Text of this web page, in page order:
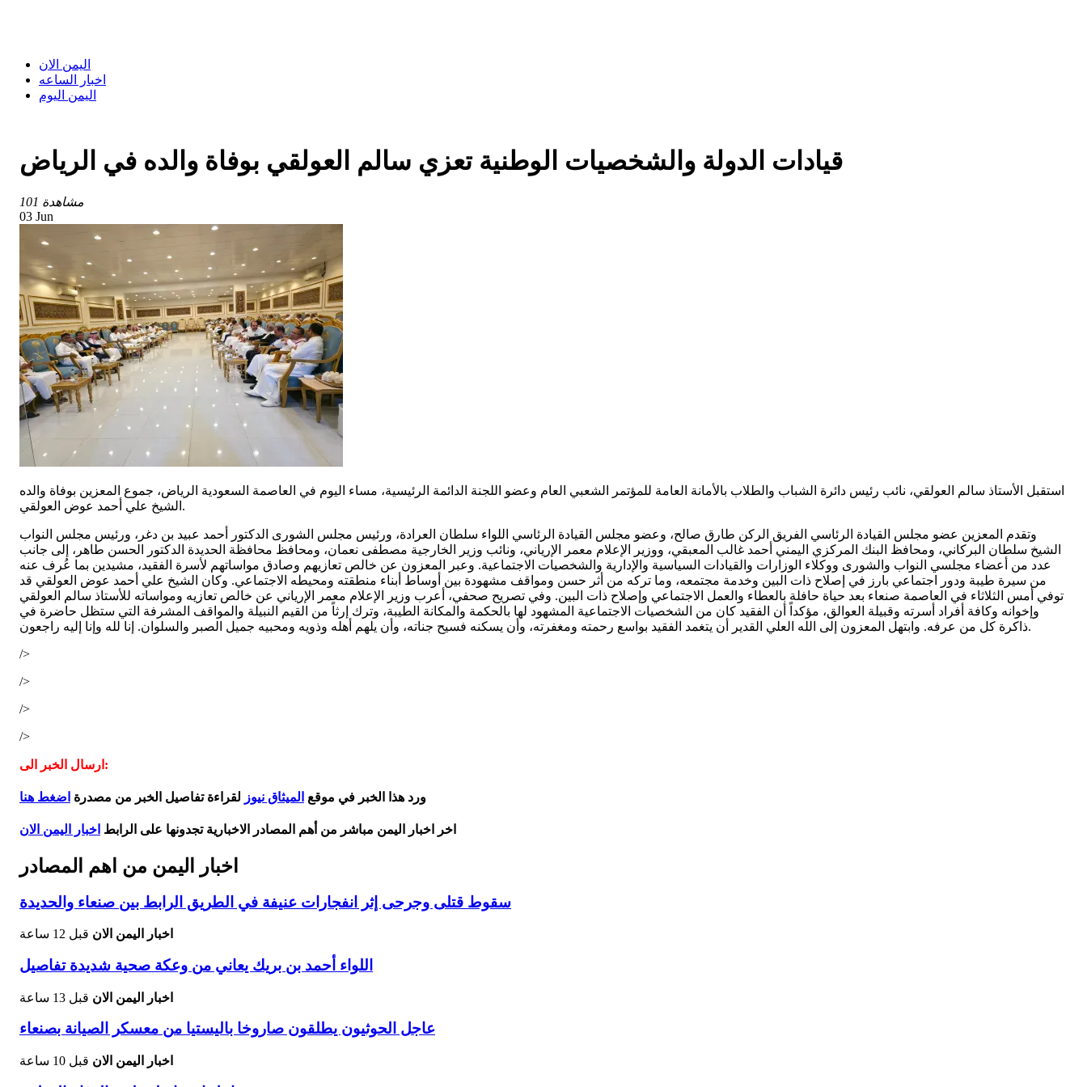
اليمن الان
اخبار الساعه
اليمن اليوم
قيادات الدولة والشخصيات الوطنية تعزي سالم العولقي بوفاة والده في الرياض
101 مشاهدة
03 Jun
استقبل الأستاذ سالم العولقي، نائب رئيس دائرة الشباب والطلاب بالأمانة العامة للمؤتمر الشعبي العام وعضو اللجنة الدائمة الرئيسية، مساء اليوم في العاصمة السعودية الرياض، جموع المعزين بوفاة والده
الشيخ علي أحمد عوض العولقي.
وتقدم المعزين عضو مجلس القيادة الرئاسي الفريق الركن طارق صالح، وعضو مجلس القيادة الرئاسي اللواء سلطان العرادة، ورئيس مجلس الشورى الدكتور أحمد عبيد بن دغر، ورئيس مجلس النواب
الشيخ سلطان البركاني، ومحافظ البنك المركزي اليمني أحمد غالب المعبقي، ووزير الإعلام معمر الإرياني، ونائب وزير الخارجية مصطفى نعمان، ومحافظ محافظة الحديدة الدكتور الحسن طاهر، إلى جانب
عدد من أعضاء مجلسي النواب والشورى ووكلاء الوزارات والقيادات السياسية والإدارية والشخصيات الاجتماعية. وعبر المعزون عن خالص تعازيهم وصادق مواساتهم لأسرة الفقيد، مشيدين بما عُرف عنه
من سيرة طيبة ودور اجتماعي بارز في إصلاح ذات البين وخدمة مجتمعه، وما تركه من أثر حسن ومواقف مشهودة بين أوساط أبناء منطقته ومحيطه الاجتماعي. وكان الشيخ علي أحمد عوض العولقي قد
توفي أمس الثلاثاء في العاصمة صنعاء بعد حياة حافلة بالعطاء والعمل الاجتماعي وإصلاح ذات البين. وفي تصريح صحفي، أعرب وزير الإعلام معمر الإرياني عن خالص تعازيه ومواساته للأستاذ سالم العولقي
وإخوانه وكافة أفراد أسرته وقبيلة العوالق، مؤكداً أن الفقيد كان من الشخصيات الاجتماعية المشهود لها بالحكمة والمكانة الطيبة، وترك إرثاً من القيم النبيلة والمواقف المشرفة التي ستظل حاضرة في
ذاكرة كل من عرفه. وابتهل المعزون إلى الله العلي القدير أن يتغمد الفقيد بواسع رحمته ومغفرته، وأن يسكنه فسيح جناته، وأن يلهم أهله وذويه ومحبيه جميل الصبر والسلوان. إنا لله وإنا إليه راجعون.
/>
/>
/>
/>
ارسال الخبر الى:
ورد هذا الخبر في موقع الميثاق نيوز لقراءة تفاصيل الخبر من مصدرة اضغط هنا
اخر اخبار اليمن مباشر من أهم المصادر الاخبارية تجدونها على الرابط اخبار اليمن الان
اخبار اليمن من اهم المصادر
سقوط قتلى وجرحى إثر انفجارات عنيفة في الطريق الرابط بين صنعاء والحديدة
اخبار اليمن الان قبل 12 ساعة
اللواء أحمد بن بريك يعاني من وعكة صحية شديدة تفاصيل
اخبار اليمن الان قبل 13 ساعة
عاجل الحوثيون يطلقون صاروخا باليستيا من معسكر الصيانة بصنعاء
اخبار اليمن الان قبل 10 ساعة